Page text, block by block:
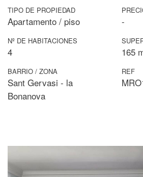
TIPO DE PROPIEDAD
Apartamento / piso -
Nº DE HABITACIONES
4 165
BARRIO / ZONA
Sant Gervasi - la
Bonanova
REF